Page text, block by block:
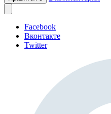
Facebook
Вконтакте
Twitter